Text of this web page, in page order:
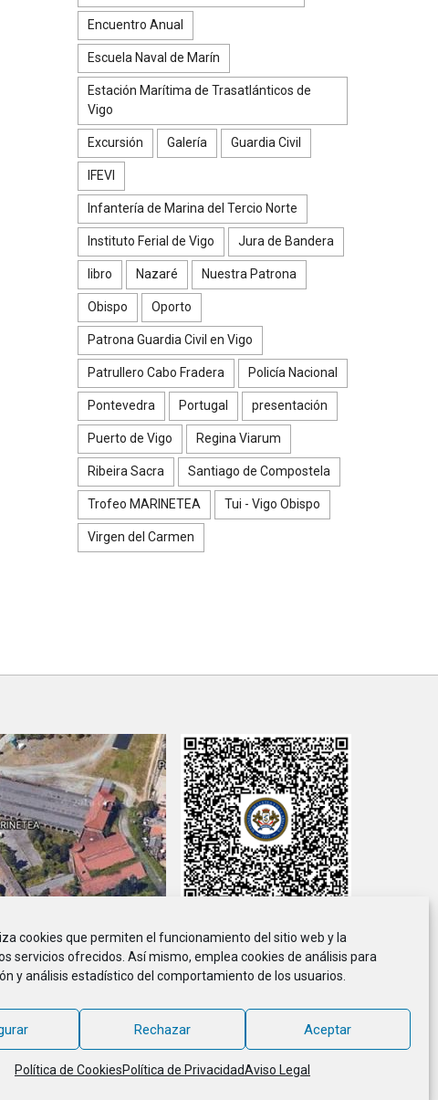
cookies que permiten el funcionamiento del sitio web y la
servicios ofrecidos. Así mismo, emplea cookies de análisis para
y análisis estadístico del comportamiento de los usuarios.
Aceptar
Rechazar
Política de CookiesPolítica de PrivacidadAviso Legal
Encuentro Anual
Escuela Naval de Marín
Estación Marítima de Trasatlánticos de
Vigo
Excursión Galería Guardia Civil
IFEVI
Infantería de Marina del Tercio Norte
Instituto Ferial de Vigo Jura de Bandera
libro Nazaré Nuestra Patrona
Obispo Oporto
Patrona Guardia Civil en Vigo
Patrullero Cabo Fradera Policía Nacional
Pontevedra Portugal presentación
Puerto de Vigo Regina Viarum
Ribeira Sacra Santiago de Compostela
Trofeo MARINETEA Tui - Vigo Obispo
Virgen del Carmen
Aviso Legal Política de Privacidad Política de Cookies
Asociación de Marineros de la E.T.E.A. y Armada, CIF G-36.916.328